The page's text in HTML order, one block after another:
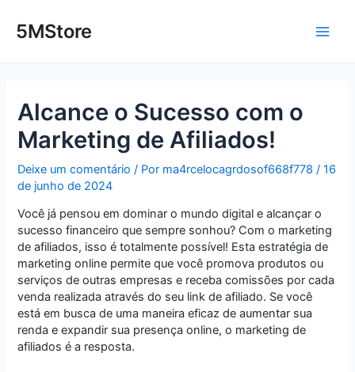
para5MStore
Alcance o Sucesso com o
Marketing de Afiliados!
Deixe um comentário / Por ma4rcelocagrdosof668f778/16
de junho de 2024
Você já pensou em dominar o mundo digital e alcançar o
sucesso financeiro que sempre sonhou? Com o marketing
de afiliados, isso é totalmente possível! Esta estratégia de
marketing online permite que você promova produtos ou
serviços de outras empresas e receba comissões por cada
venda realizada através do seu link de afiliado. Se você
está em busca de uma maneira eficaz de aumentar sua
renda e expandir sua presença online, o marketing de
afiliados é a resposta.
navigation